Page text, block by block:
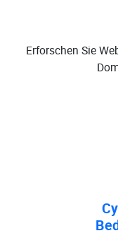
Erforschen Sie